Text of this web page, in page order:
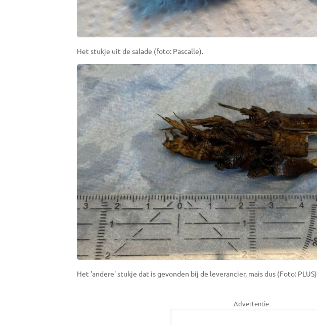
Het stukje uit de salade (foto: Pascalle).
Het 'andere' stukje dat is gevonden bij de leverancier, mais dus (Foto: PLUS)
Advertentie